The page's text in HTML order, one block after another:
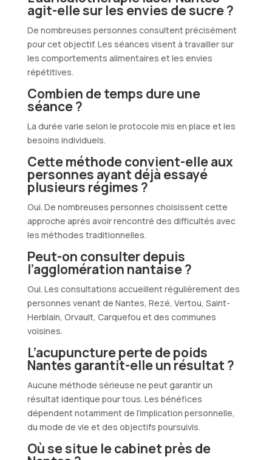
agit-elle sur les envies de sucre ?
De nombreuses personnes consultent précisément
pour cet objectif. Les séances visent à travailler sur
les comportements alimentaires et les envies
répétitives.
Combien de temps dure une
séance ?
La durée varie selon le protocole mis en place et les
besoins individuels.
Cette méthode convient-elle aux
personnes ayant déjà essayé
plusieurs régimes ?
Oui. De nombreuses personnes choisissent cette
approche après avoir rencontré des difficultés avec
les méthodes traditionnelles.
Peut-on consulter depuis
l’agglomération nantaise ?
Oui. Les consultations accueillent régulièrement des
personnes venant de Nantes, Rezé, Vertou, Saint-
Herblain, Orvault, Carquefou et des communes
voisines.
L’acupuncture perte de poids
Nantes garantit-elle un résultat ?
Aucune méthode sérieuse ne peut garantir un
résultat identique pour tous. Les bénéfices
dépendent notamment de l’implication personnelle,
du mode de vie et des objectifs poursuivis.
Où se situe le cabinet près de